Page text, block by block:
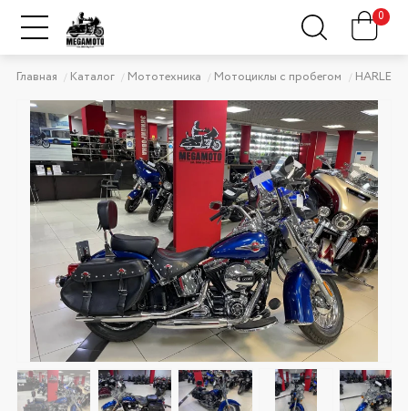
0
Главная Каталог Мототехника Мотоциклы с пробегом